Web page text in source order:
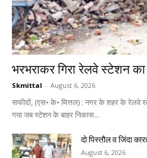
भरभराकर गिरा रेलवे स्टेशन
Skmittal - August 6, 2026
सफीदों, (एस• के• मित्तल) : नगर के शहर के रेलवे
गया जब स्टेशन के बाहर निकास...
दो पिस्तौल व जिंदा
August 6, 2026